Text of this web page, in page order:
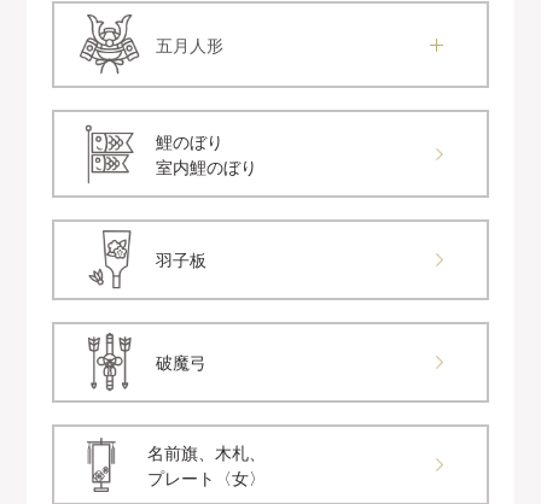
五月人形
鯉のぼり
室内鯉のぼり
羽子板
破魔弓
名前旗、木札、
プレート〈女〉